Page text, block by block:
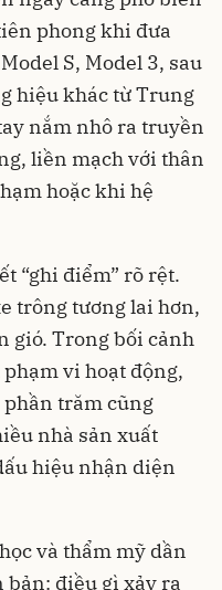
phong khi đưa
S, Model 3, sau
hiệu khác từ Trung
nắm nhô ra truyền
liền mạch với thân
hoặc khi hệ
“ghi điểm” rõ rệt.
trông tương lai hơn,
gió. Trong bối cảnh
vi hoạt động,
trăm cũng
nhà sản xuất
hiệu nhận diện
và thẩm mỹ dần
bản: điều gì xảy ra